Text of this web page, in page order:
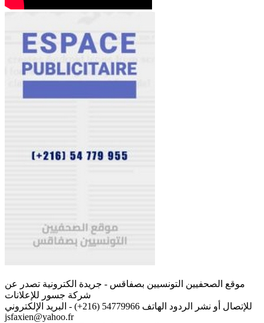
موقع الصحفيين التونسيين بصفاقس - جريدة الكترونية تصدر عن
شركة جسور للإعلانات
للإتصال أو نشر الردود الهاتف 54779966 (216+) - البريد الإلكتروني
jsfaxien@yahoo.fr